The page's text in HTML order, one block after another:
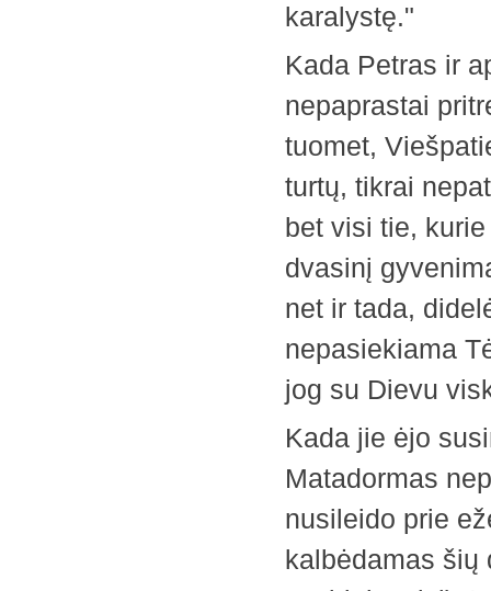
karalystę."
Kada Petras ir
nepaprastai
tuomet,
turtų, tikrai
bet visi tie,
dvasinį
net ir tada,
nepasiekiama
jog su Dievu
Kada jie ėjo
Matadormas
nusileido prie
kalbėdamas šių